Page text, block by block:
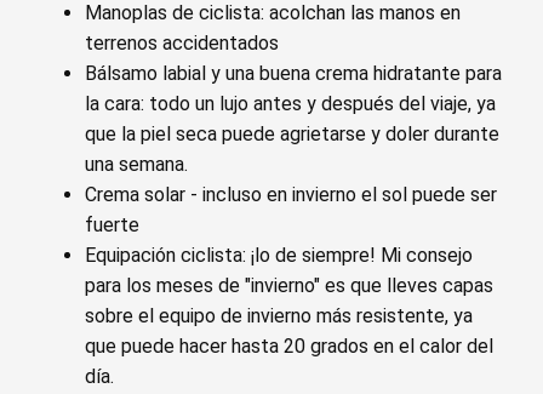
Manoplas de ciclista: acolchan las manos en
terrenos accidentados
Bálsamo labial y una buena crema hidratante para
la cara: todo un lujo antes y después del viaje, ya
que la piel seca puede agrietarse y doler durante
una semana.
Crema solar - incluso en invierno el sol puede ser
fuerte
Equipación ciclista: ¡lo de siempre! Mi consejo
para los meses de "invierno" es que lleves capas
sobre el equipo de invierno más resistente, ya
que puede hacer hasta 20 grados en el calor del
día.